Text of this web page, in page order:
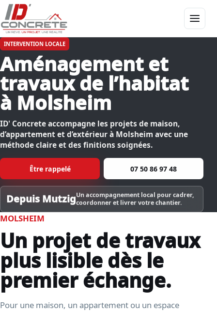
Menu
INTERVENTION LOCALE
Aménagement et
travaux de l’habitat
à Molsheim
ID' Concrete accompagne les projets de maison,
d’appartement et d’extérieur à Molsheim avec une
méthode claire et des finitions soignées.
Être rappelé 07 50 86 97 48
Depuis MutzigUn accompagnement local pour cadrer,
coordonner et livrer votre chantier.
MOLSHEIM
Un projet de travaux
plus lisible dès le
premier échange.
Pour une maison, un appartement ou un espace